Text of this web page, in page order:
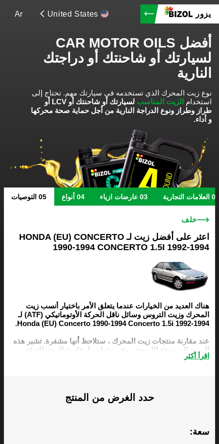
يزور United States
Ar
أفضل CAR MOTOR OILS
لسيارتك أو شاحنتك أو دراجتك
النارية
نوع زيت المحرك الذي تستخدمه في سيارتك مهم. تحتاج إلى
استخدام الزيت المناسب
لسيارتك أو شاحنتك أو LCV أو
طراز وطراز ونوع الدراجة النارية من أجل حماية صحة محركها
و أداء.
العلامات التجارية عارضات ازياء أنواع التوصيات
خلف
اعثر على أفضل زيت لـ HONDA (EU) CONCERTO
1990-1994 CONCERTO 1.5I 1992-1994
هناك العديد من الخيارات عندما يتعلق الأمر باختيار أنسب زيت
المحرك وزيت التروس وسائل ناقل الحركة الأوتوماتيكي (ATF) لـ
Honda (EU) Concerto 1990-1994 Concerto 1.5i 1992-1994.
عند مقارنة منتجات زيت المحرك ، ستلاحظ أنها مشفرة. تشير هذه
الرموز إلى درجة اللزوجة ، وهي مقياس لمقاومة الزيت للتدفق.
تعتبر اللزوجة عاملاً مهمًا ، من بين عوامل أخرى ، عند اختيار زيت
تم تصميم دليل زيت بيزول خصيصًا ليسهل عليك العثور على أفضل
زيت محرك ، وزيت تروس ، و ATF لـ Honda (EU) Concerto
اقرأ أكثر
حدد الغرض من المنتج
سعة: